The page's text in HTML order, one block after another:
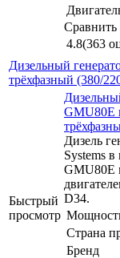
Сравнить
4.8(363
Дизельный
трёхфазный (380/
Быстрый
просмотр
GMU80E
Дизель
Systems
GMU80E
D34.
Страна
Бренд